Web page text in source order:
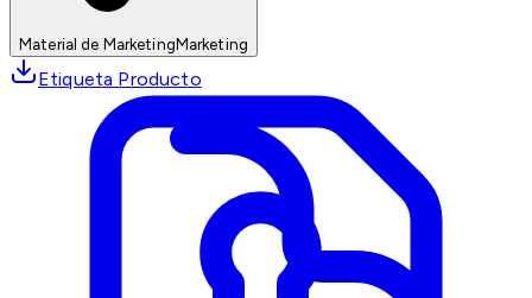
Material de MarketingMarketing
Etiqueta Producto